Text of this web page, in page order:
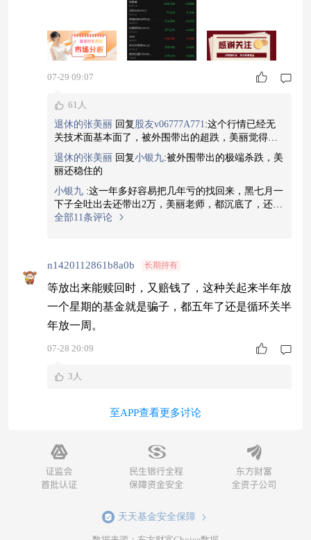
判，霍尔木兹海峡地缘风险溢价快速消化，WTI
原油暴跌 8.29%，布油大跌 6
07-29 09:07
61人
退休的张美丽 回复 股友v06777A771 :这个行情已经无
关技术面基本面了，被外围带出的超跌，美丽觉得现
在卖出还是不划算
退休的张美丽 回复小银九:被外围带出的极端杀跌，美
丽还稳住的
小银九 :这一年多好容易把几年亏的找回来，黑七月一
下子全吐出去还带出2万，美丽老师，都沉底了，还要
割吗？基本是半导体，光伏，存储
全部11条评论
n1420112861b8a0b 长期持有
等放出来能赎回时，又赔钱了，这种关起来半年放
一个星期的基金就是骗子，都五年了还是循环关半
年放一周。
07-28 20:09
3人
至APP查看更多讨论
天天基金安全保障